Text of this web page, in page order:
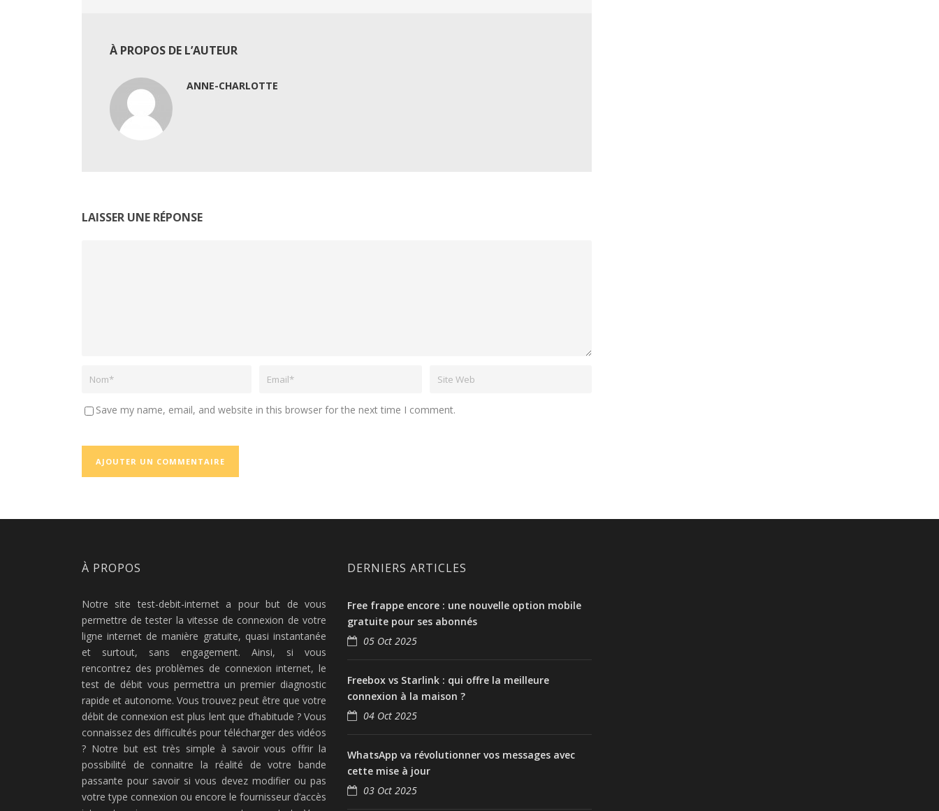
À PROPOS DE L’AUTEUR
ANNE-CHARLOTTE
LAISSER UNE RÉPONSE
Save my name, email, and website in this browser for the next time I comment.
À PROPOS
Notre site test-debit-internet a pour but de vous
permettre de tester la vitesse de connexion de votre
ligne internet de manière gratuite, quasi instantanée
et surtout, sans engagement. Ainsi, si vous
rencontrez des problèmes de connexion internet, le
test de débit vous permettra un premier diagnostic
rapide et autonome. Vous trouvez peut être que votre
débit de connexion est plus lent que d’habitude ? Vous
connaissez des difficultés pour télécharger des vidéos
? Notre but est très simple à savoir vous offrir la
possibilité de connaitre la réalité de votre bande
passante pour savoir si vous devez modifier ou pas
votre type connexion ou encore le fournisseur d’accès
DERNIERS ARTICLES
Free frappe encore : une nouvelle option mobile
gratuite pour ses abonnés
05 Oct 2025
Freebox vs Starlink : qui offre la meilleure
connexion à la maison ?
04 Oct 2025
WhatsApp va révolutionner vos messages avec
cette mise à jour
03 Oct 2025